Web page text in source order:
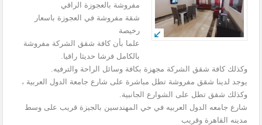
مفروشة بالعجوزة الراقي
شقة مفروشة في العجوزة باسعار
رخيصة
علما بأن كافة شقق الشركة مفروشة
بالكامل فرشا حديثا راقيا.
وكذلك كافة شقق الشركة مجهزة بكافة وسائل الراحة والترفيه.
يوجد لدينا شقق مفروشة تطل مباشرة على شارع جامعة الدول العربية ،
وكذلك شقق تطل على الشوارع الجانبية.
شارع جامعه الدول العربيه في حي المهندسين بالجيزة قريب على وسط
مدينه القاهرة وقريب